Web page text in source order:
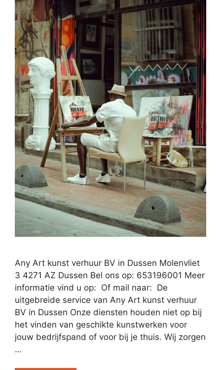
Any Art kunst verhuur BV in Dussen Molenvliet
3 4271 AZ Dussen Bel ons op: 653196001 Meer
informatie vind u op: Of mail naar: De
uitgebreide service van Any Art kunst verhuur
BV in Dussen Onze diensten houden niet op bij
het vinden van geschikte kunstwerken voor
jouw bedrijfspand of voor bij je thuis. Wij zorgen
…